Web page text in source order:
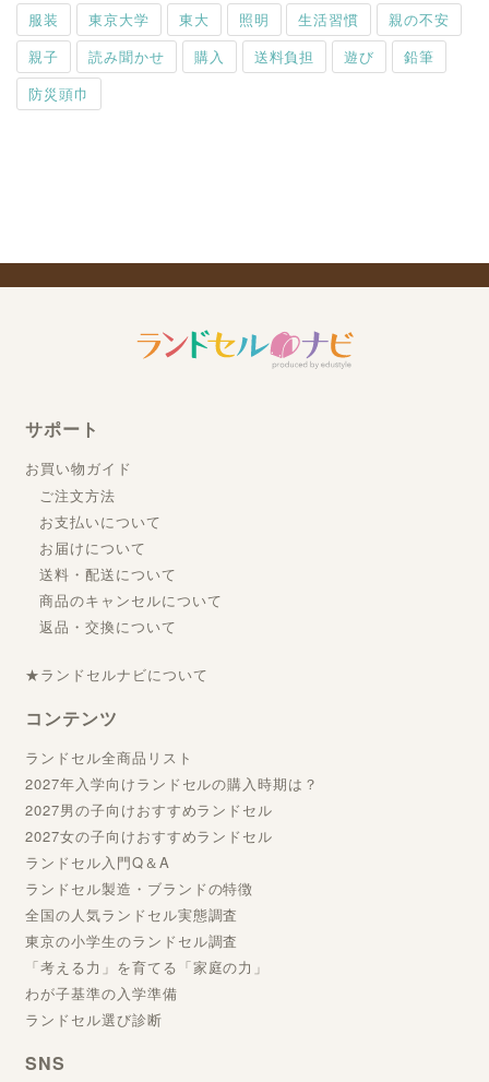
服装
東京大学 東大 照明 生活習慣
親の不安
親子
読み聞かせ 購入 送料負担 遊び
鉛筆
防災頭巾
サポート
お買い物ガイド
ご注文方法
お支払いについて
お届けについて
送料・配送について
商品のキャンセルについて
返品・交換について
★ランドセルナビについて
コンテンツ
ランドセル全商品リスト
2027年入学向けランドセルの購入時期は？
2027男の子向けおすすめランドセル
2027女の子向けおすすめランドセル
ランドセル入門Q＆A
ランドセル製造・ブランドの特徴
全国の人気ランドセル実態調査
東京の小学生のランドセル調査
「考える力」を育てる「家庭の力」
わが子基準の入学準備
ランドセル選び診断
SNS